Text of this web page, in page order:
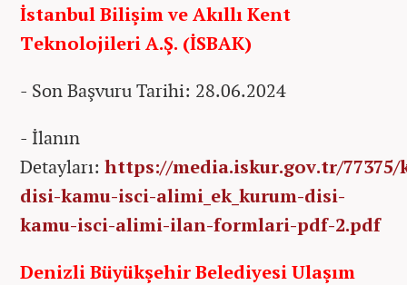
İstanbul Bilişim ve Akıllı Kent
Teknolojileri A.Ş. (İSBAK)
- Son Başvuru Tarihi: 28.06.2024
- İlanın
Detayları: https://media.iskur.gov.tr/77375/
disi-kamu-isci-alimi_ek_kurum-disi-
kamu-isci-alimi-ilan-formlari-pdf-2.pdf
Denizli Büyükşehir Belediyesi Ulaşım